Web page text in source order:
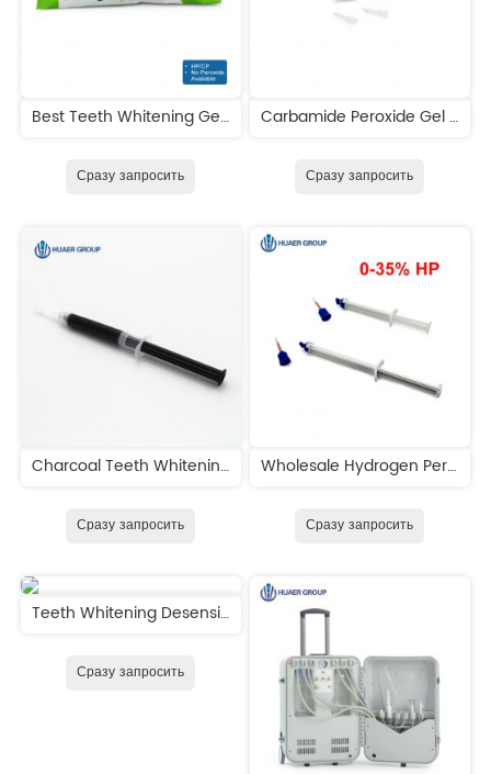
Best Teeth Whitening Gel Syringes
Сразу запросить
Carbamide Peroxide Gel Wholesale
Сразу запросить
Charcoal Teeth Whitening Gel
Сразу запросить
Wholesale Hydrogen Peroxide Teeth Whitening Gel Used by Dentists
Сразу запросить
Teeth Whitening Desensitizing Gel for Sensitive Teeth
Сразу запросить